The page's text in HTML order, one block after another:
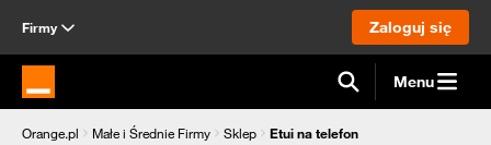
Firmy Zaloguj się
Strona główna Orange.pl Menu
Orange.pl Małe i Średnie Firmy Sklep Etui na telefon